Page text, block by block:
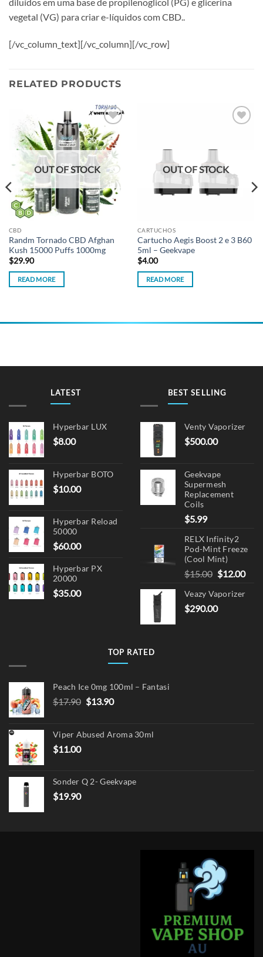
diluídos em uma base de propilenoglicol (PG) e glicerina
vegetal (VG) para criar e-líquidos com CBD..
[/vc_column_text][/vc_column][/vc_row]
RELATED PRODUCTS
Add to
wishlist
OUT OF STOCK
CBD
Randm Tornado CBD Afghan
Kush 15000 Puffs 1000mg
$29.90
READ MORE
OUT OF STOCK
CARTUCHOS
Cartucho Aegis Boost 2 e 3 B60
5ml – Geekvape
$4.00
READ MORE
LATEST
Hyperbar LUX
$8.00
Hyperbar BOTO
$10.00
Hyperbar Reload
50000
$60.00
Hyperbar PX
20000
$35.00
BEST SELLING
Venty Vaporizer
$500.00
Geekvape
Supermesh
Replacement
Coils
$5.99
RELX Infinity2
Pod-Mint Freeze
(Cool Mint)
$15.00 Original
was:
$15.00.
$12.00
Veazy Vaporizer
$290.00
TOP RATED
Peach Ice 0mg 100ml – Fantasi
$17.90 Original
$17.90.
$13.90Current
$13.90.
Viper Abused Aroma 30ml
$11.00
Sonder Q 2- Geekvape
$19.90